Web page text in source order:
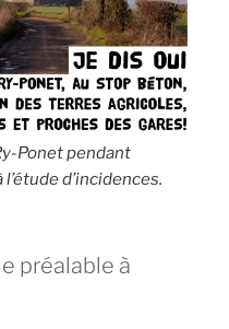
Ponet pendant
d’incidences.
préalable à